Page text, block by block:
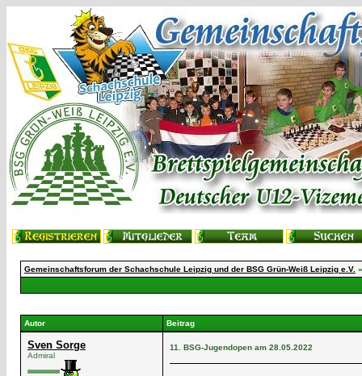
Gemeinschaftsforum der Schachschule Leipzig und der BSG Grün-Weiß Leipzig e.V.
Autor Beitrag
Sven Sorge
Admiral
11. BSG-Jugendopen am 28.05.2022